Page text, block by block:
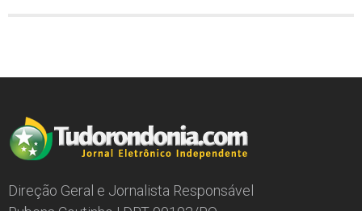
Direção Geral e Jornalista Responsável